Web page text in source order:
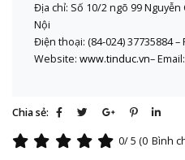
Địa chỉ: Số 10/2 ngõ 99 Nguyễn
Nội
Điện thoại: (84-024) 37735884 –
Website: www.tinduc.vn–
Chia sẻ:
0/ 5 (0 Bình